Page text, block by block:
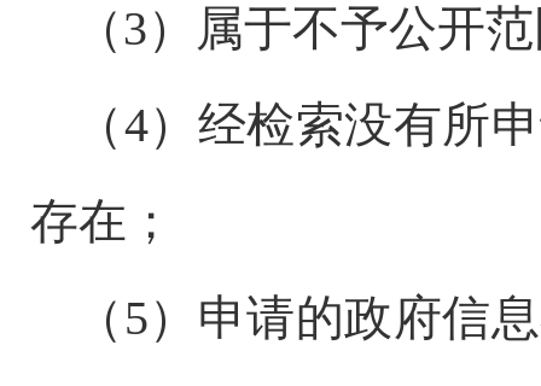
（3）属于不予公开
（4）经检索没有所
存在；
（ 5）申请的政府信